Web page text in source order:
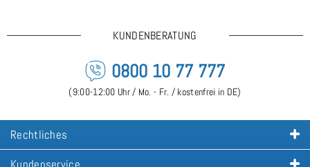
KUNDENBERATUNG
0800 10 77 777
(9:00-12:00 Uhr / Mo. - Fr. / kostenfrei in DE)
Rechtliches